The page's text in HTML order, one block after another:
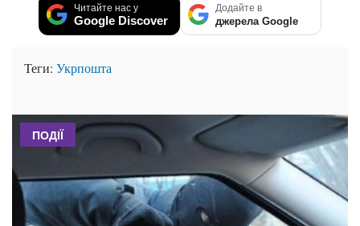
Читайте нас у
Google Discover
Додайте в
джерела Google
Теги: Укрпошта
ПОДІЇ